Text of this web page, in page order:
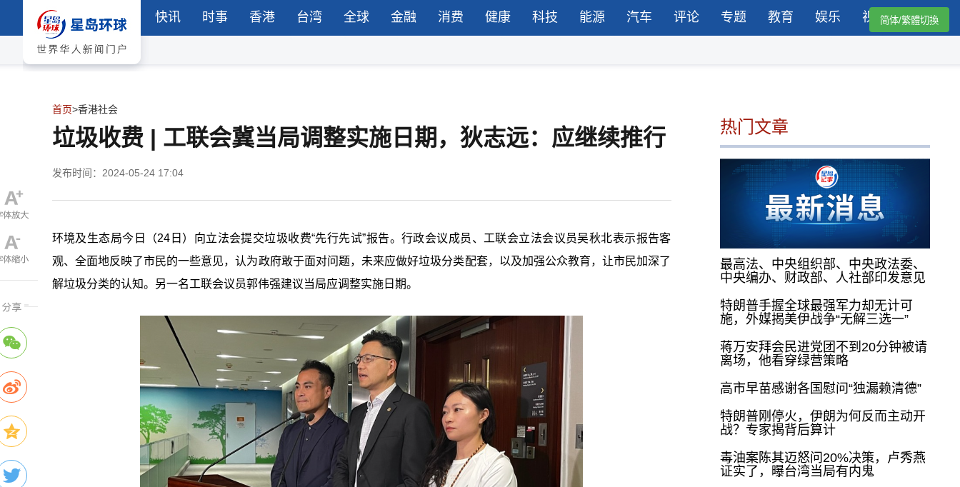
快讯 时事 香港 台湾 全球 金融 消费 健康 科技 能源 汽车 评论 专题 教育 娱乐 视频简体/繁體切換
首页>香港社会
垃圾收费 | 工联会冀当局调整实施日期，狄志远：应继续推行
发布时间：2024-05-24 17:04
环境及生态局今日（24日）向立法会提交垃圾收费“先行先试”报告。行政会议成员、工联会立法会议员吴秋北表示报告客
观、全面地反映了市民的一些意见，认为政府敢于面对问题，未来应做好垃圾分类配套，以及加强公众教育，让市民加深了
解垃圾分类的认知。另一名工联会议员郭伟强建议当局应调整实施日期。
热门文章
最高法、中央组织部、中央政法委、
中央编办、财政部、人社部印发意见
特朗普手握全球最强军力却无计可
施，外媒揭美伊战争“无解三选一”
蒋万安拜会民进党团不到20分钟被请
离场，他看穿绿营策略
高市早苗感谢各国慰问“独漏赖清德”
特朗普刚停火，伊朗为何反而主动开
战？专家揭背后算计
毒油案陈其迈怒问20%决策，卢秀燕
证实了，曝台湾当局有内鬼